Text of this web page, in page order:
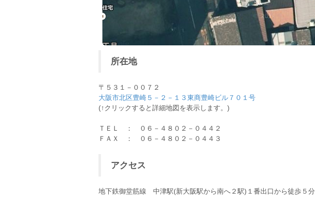
所在地
〒５３１－００７２
大阪市北区豊崎５－２－１３東商豊崎ビル７０１号
(↑クリックすると詳細地図を表示します。)
ＴＥＬ ： ０６－４８０２－０４４２
ＦＡＸ ： ０６－４８０２－０４４３
アクセス
地下鉄御堂筋線 中津駅(新大阪駅から南へ２駅)１番出口から徒歩５分